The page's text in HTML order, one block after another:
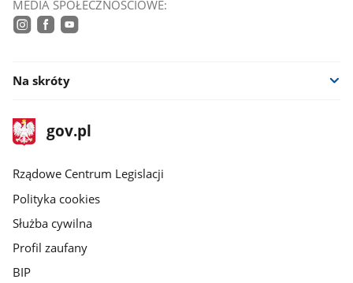
MEDIA SPOŁECZNOŚCIOWE:
Na skróty
stopka
gov.plStrona
gov.pl
Rządowe Centrum Legislacji
Polityka cookies
Służba cywilna
Profil zaufany
BIP